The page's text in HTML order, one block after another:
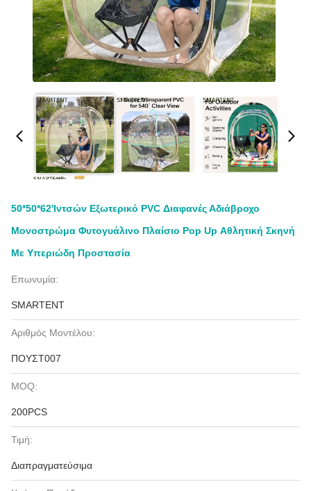
50*50*62'ιντσών Εξωτερικό PVC Διαφανές Αδιάβροχο
Μονοστρώμα Φυτογυάλινο Πλαίσιο Pop Up Αθλητική Σκηνή
Με Υπεριώδη Προστασία
Επωνυμία:
SMARTENT
Αριθμός Μοντέλου:
ΠΟΥΣΤ007
MOQ:
200PCS
Τιμή:
Διαπραγματεύσιμα